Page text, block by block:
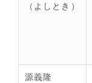
（よしとき）
源義隆